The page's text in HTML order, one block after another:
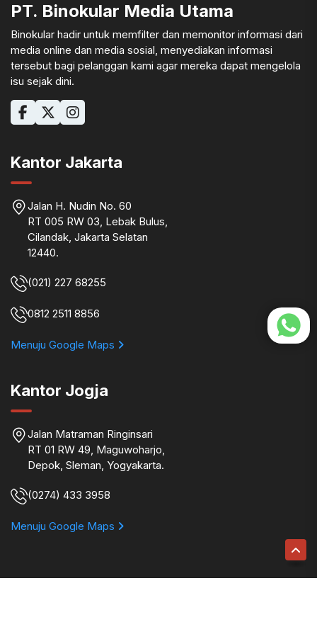
PT. Binokular Media Utama
Binokular hadir untuk memfilter dan memonitor informasi dari
media online dan media sosial, menyediakan informasi
tersebut bagi pelanggan kami agar mereka dapat mengelola
isu sejak dini.
Kantor Jakarta
Jalan H. Nudin No. 60
RT 005 RW 03, Lebak Bulus,
Cilandak, Jakarta Selatan
12440.
(021) 227 68255
0812 2511 8856
Menuju Google Maps
Kantor Jogja
Jalan Matraman Ringinsari
RT 01 RW 49, Maguwoharjo,
Depok, Sleman, Yogyakarta.
(0274) 433 3958
Menuju Google Maps